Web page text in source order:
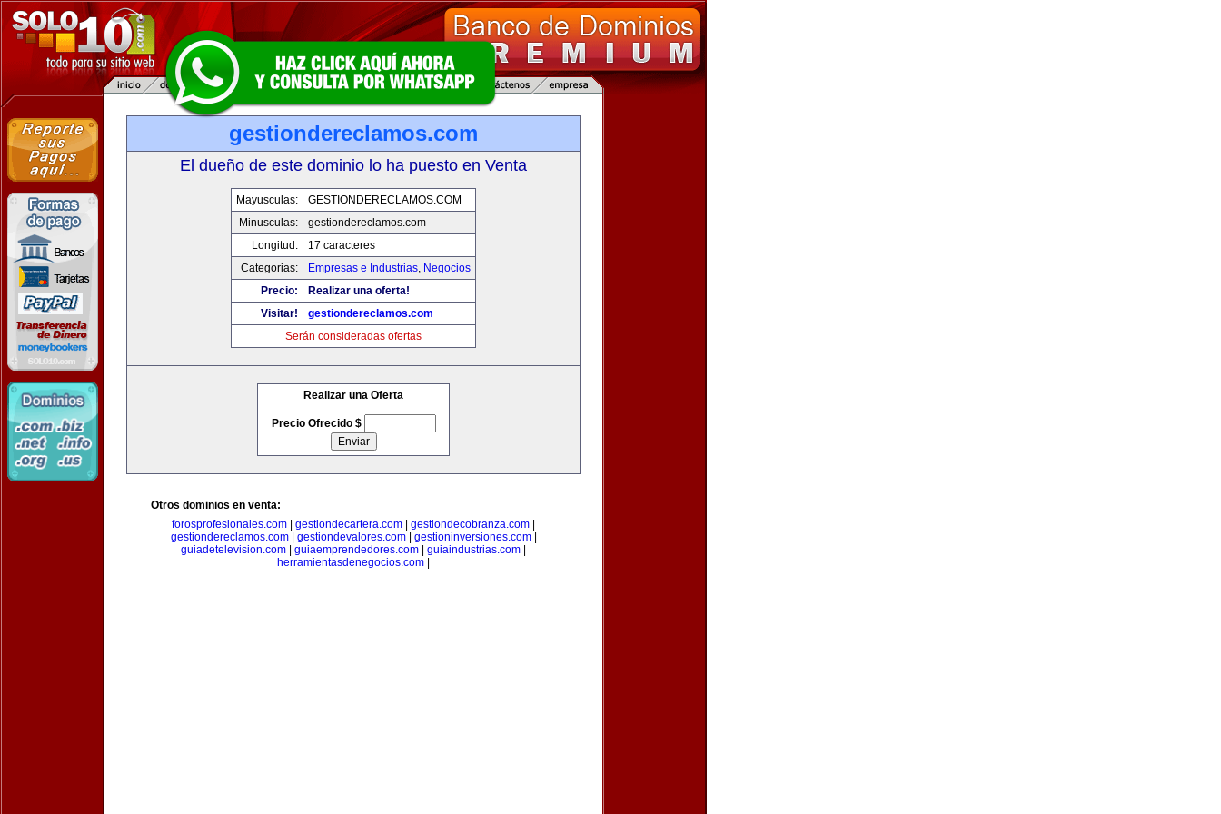
gestiondereclamos.com
El dueño de este dominio lo ha puesto en Venta
Mayusculas:
GESTIONDERECLAMOS.COM
Minusculas:
gestiondereclamos.com
Longitud:
17 caracteres
Categorias:
Empresas e Industrias, Negocios
Precio:
Realizar una oferta!
Visitar!
gestiondereclamos.com
Serán consideradas ofertas
Realizar una Oferta
Precio Ofrecido $
Otros dominios en venta:
forosprofesionales.com
gestiondecartera.com gestiondecobranza.com
gestiondereclamos.com| gestiondevalores.com| gestioninversiones.com|
guiadetelevision.com
guiaemprendedores.com guiaindustrias.com
herramientasdenegocios.com